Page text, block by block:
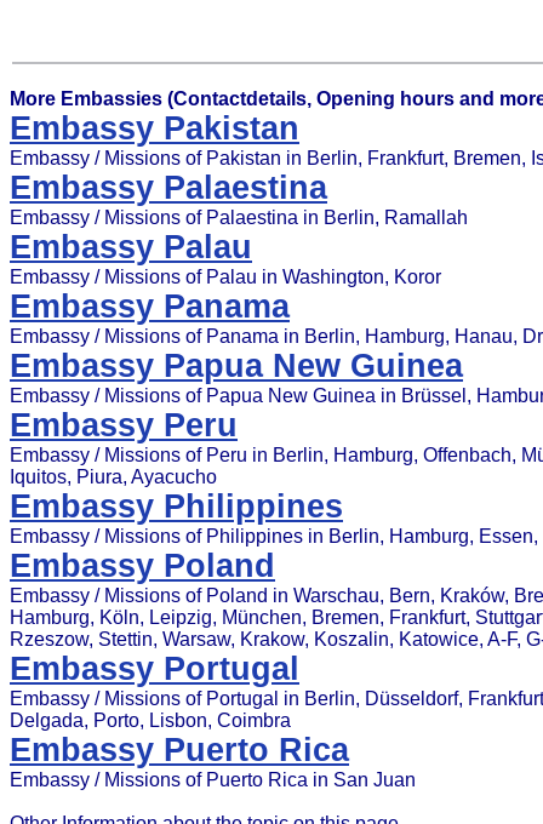
More Embassies (Contactdetails, Opening hours and
Embassy Pakistan
Embassy / Missions of Pakistan in Berlin, Frankfurt, Bremen,
Embassy Palaestina
Embassy / Missions of Palaestina in Berlin, Ramallah
Embassy Palau
Embassy / Missions of Palau in Washington, Koror
Embassy Panama
Embassy / Missions of Panama in Berlin, Hamburg, Hanau,
Embassy Papua New Guinea
Embassy / Missions of Papua New Guinea in Brüssel,
Embassy Peru
Embassy / Missions of Peru in Berlin, Hamburg, Offenbach,
Iquitos, Piura, Ayacucho
Embassy Philippines
Embassy / Missions of Philippines in Berlin, Hamburg,
Embassy Poland
Embassy / Missions of Poland in Warschau, Bern, Kraków,
Hamburg, Köln, Leipzig, München, Bremen, Frankfurt,
Rzeszow, Stettin, Warsaw, Krakow, Koszalin, Katowice, A-F,
Embassy Portugal
Embassy / Missions of Portugal in Berlin, Düsseldorf,
Delgada, Porto, Lisbon, Coimbra
Embassy Puerto Rica
Embassy / Missions of Puerto Rica in San Juan